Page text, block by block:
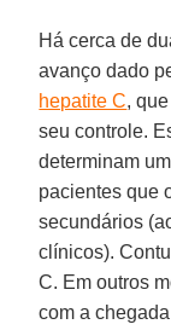
Há cerca de
avanço dado
hepatite C,
seu controle.
determinam
pacientes que
secundários
clínicos).
C. Em outros
com a